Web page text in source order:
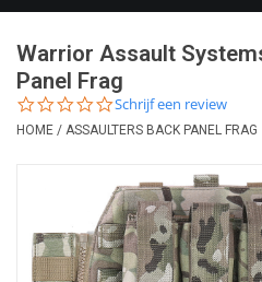
Bescherming
Kleding
Lampen
Messen & Multitools
Schoenen
Warrior Assault
Panel Frag
0.0
star
rating
Schrijf een review
HOME / ASSAULTERS BACK PANEL FRAG